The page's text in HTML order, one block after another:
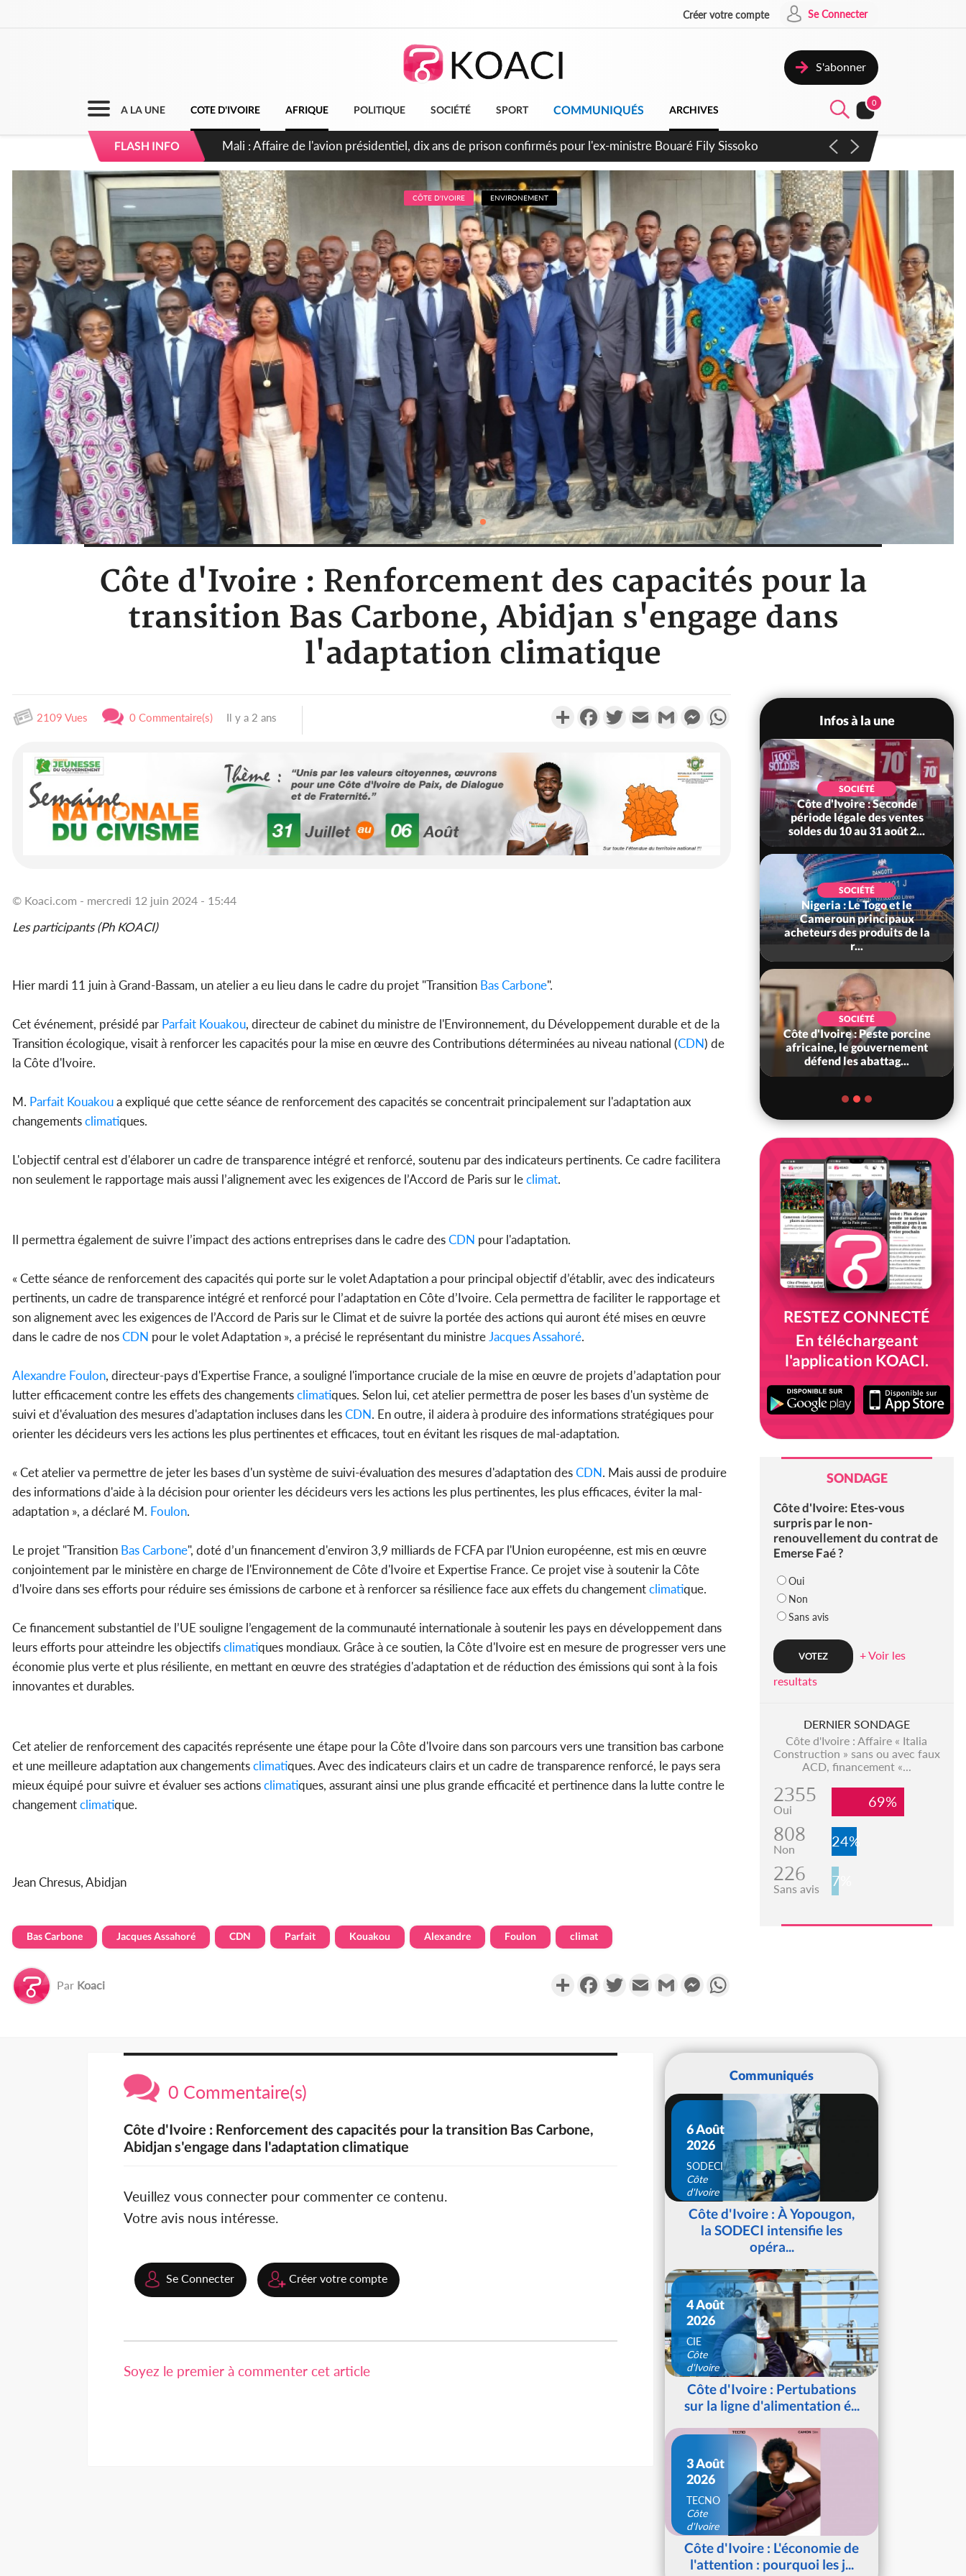
Créer votre compte Se Connecter
S'abonner
A LA UNE COTE D'IVOIRE AFRIQUE POLITIQUE SOCIÉTÉ SPORT COMMUNIQUÉS ARCHIVES
0
FLASH INFO Nigeria : Le Togo et le Cameroun principaux acheteurs des produits de la raffinerie Dangote en juillet
CÔTE D'IVOIRE ENVIRONEMENT
Côte d'Ivoire : Renforcement des capacités pour la
transition Bas Carbone, Abidjan s'engage dans
l'adaptation climatique
2109 Vues 0 Commentaire(s) Il y a 2 ans PartagerFacebookTwitterEmail Gmail MessengerWhatsApp
© Koaci.com - mercredi 12 juin 2024 - 15:44
Les participants (Ph KOACI)
Hier mardi 11 juin à Grand-Bassam, un atelier a eu lieu dans le cadre du projet "Transition Bas Carbone".
Cet événement, présidé par Parfait Kouakou, directeur de cabinet du ministre de l'Environnement, du Développement durable et de la
Transition écologique, visait à renforcer les capacités pour la mise en œuvre des Contributions déterminées au niveau national (CDN) de
la Côte d'Ivoire.
M. Parfait Kouakoua expliqué que cette séance de renforcement des capacités se concentrait principalement sur l'adaptation aux
changementsclimatiques.
L'objectif central est d'élaborer un cadre de transparence intégré et renforcé, soutenu par des indicateurs pertinents. Ce cadre facilitera
non seulement le rapportage mais aussi l’alignement avec les exigences de l’Accord de Paris sur leclimat.
Il permettra également de suivre l’impact des actions entreprises dans le cadre desCDN pour l'adaptation.
« Cette séance de renforcement des capacités qui porte sur le volet Adaptation a pour principal objectif d’établir, avec des indicateurs
pertinents, un cadre de transparence intégré et renforcé pour l’adaptation en Côte d’Ivoire. Cela permettra de faciliter le rapportage et
son alignement avec les exigences de l’Accord de Paris sur le Climat et de suivre la portée des actions qui auront été mises en œuvre
dans le cadre de nosCDN pour le volet Adaptation », a précisé le représentant du ministre Jacques Assahoré.
Alexandre Foulon, directeur-pays d'Expertise France, a souligné l'importance cruciale de la mise en œuvre de projets d’adaptation pour
lutter efficacement contre les effets des changementsclimatiques. Selon lui, cet atelier permettra de poser les bases d'un système de
suivi et d'évaluation des mesures d'adaptation incluses dans lesCDN. En outre, il aidera à produire des informations stratégiques pour
orienter les décideurs vers les actions les plus pertinentes et efficaces, tout en évitant les risques de mal-adaptation.
« Cet atelier va permettre de jeter les bases d'un système de suivi-évaluation des mesures d'adaptation desCDN. Mais aussi de produire
des informations d'aide à la décision pour orienter les décideurs vers les actions les plus pertinentes, les plus efficaces, éviter la mal-
adaptation », a déclaré M. Foulon.
Le projet "Transition Bas Carbone", doté d’un financement d'environ 3,9 milliards de FCFA par l'Union européenne, est mis en œuvre
conjointement par le ministère en charge de l'Environnement de Côte d'Ivoire et Expertise France. Ce projet vise à soutenir la Côte
d'Ivoire dans ses efforts pour réduire ses émissions de carbone et à renforcer sa résilience face aux effets du changementclimatique.
Ce financement substantiel de l’UE souligne l’engagement de la communauté internationale à soutenir les pays en développement dans
leurs efforts pour atteindre les objectifsclimatiques mondiaux. Grâce à ce soutien, la Côte d'Ivoire est en mesure de progresser vers une
économie plus verte et plus résiliente, en mettant en œuvre des stratégies d'adaptation et de réduction des émissions qui sont à la fois
innovantes et durables.
Cet atelier de renforcement des capacités représente une étape pour la Côte d'Ivoire dans son parcours vers une transition bas carbone
et une meilleure adaptation aux changementsclimatiques. Avec des indicateurs clairs et un cadre de transparence renforcé, le pays sera
mieux équipé pour suivre et évaluer ses actionsclimatiques, assurant ainsi une plus grande efficacité et pertinence dans la lutte contre le
changementclimatique.
Jean Chresus, Abidjan
Bas Carbone Jacques Assahoré CDN Parfait Kouakou Alexandre Foulon climat
Par Koaci PartagerFacebookTwitterEmail Gmail Messenger
Infos à la une
POLITIQUE
Sénégal : Le ministre de la
Justice somme les
responsables de déclarer
leur...
POLITIQUE
Côte d'Ivoire : Indépendance
2026, le discours très attendu
SOCIÉTÉ
Côte d'Ivoire : Seconde
période légale des ventes
soldes du 10 au 31 août 2...
SOCIÉTÉ
Nigeria : Le Togo et le
Cameroun principaux
acheteurs des produits de la
r...
SOCIÉTÉ
Côte d'Ivoire : Peste porcine
africaine, le gouvernement
défend les abattag...
RESTEZ CONNECTÉ
En téléchargeant
l'application KOACI.
SONDAGE
Côte d'Ivoire: Etes-vous
surpris par le non-
renouvellement du contrat de
Emerse Faé ?
Oui
Non
Sans avis
+ Voir les
resultats
DERNIER SONDAGE
Côte d'Ivoire : Affaire « Italia
Construction » sans ou avec faux
ACD, financement «...
2355
Oui 69%
808
Non 24%
226
Sans avis 7%
0 Commentaire(s)
Côte d'Ivoire : Renforcement des capacités pour la transition Bas Carbone,
Abidjan s'engage dans l'adaptation climatique
Veuillez vous connecter pour commenter ce contenu.
Votre avis nous intéresse.
Se Connecter Créer votre compte
Soyez le premier à commenter cet article
Communiqués
6 Août
2026
SODECI
Côte
d'Ivoire
Côte d'Ivoire : À Yopougon,
la SODECI intensifie les
opéra...
4 Août
2026
CIE
Côte
d'Ivoire
Côte d'Ivoire : Pertubations
sur la ligne d'alimentation é...
3 Août
2026
TECNO
Côte
d'Ivoire
Côte d'Ivoire : L'économie de
l'attention : pourquoi les j...